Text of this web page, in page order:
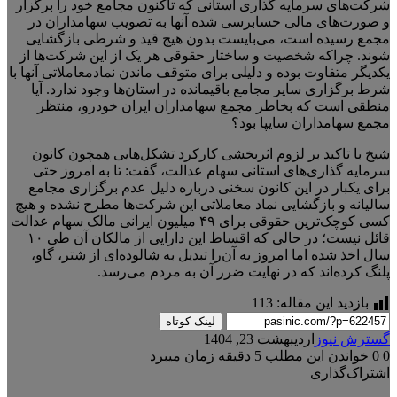
شرکت‌های سرمایه گذاری استانی که تاکنون مجامع خود را برگزار
و صورت‌های مالی حسابرسی شده آنها به تصویب سهامداران در
مجمع رسیده است، می‌بایست بدون هیچ قید و شرطی بازگشایی
شوند. چراکه شخصیت و ساختار حقوقی هر یک از این شرکت‌ها از
یکدیگر متفاوت بوده و دلیلی برای متوقف ماندن نمادمعاملاتی آنها با
شرط برگزاری سایر مجامع باقیمانده در استان‌ها وجود ندارد. آیا
منطقی است که بخاطر مجمع سهامداران ایران خودرو، منتظر
مجمع سهامداران سایپا بود؟
شیخ با تاکید بر لزوم اثربخشی کارکرد تشکل‌هایی همچون کانون
سرمایه گذاری‌های استانی سهام عدالت، گفت: تا به امروز حتی
برای یکبار در این کانون سخنی درباره دلیل عدم برگزاری مجامع
سالیانه و بازگشایی نماد معاملاتی این شرکت‌ها مطرح نشده و هیچ
کسی کوچک‌ترین حقوقی برای ۴۹ میلیون ایرانی مالک سهام عدالت
قائل نیست؛ در حالی که اقساط این دارایی از مالکان آن طی ۱۰
سال اخذ شده اما امروز به آن‌را تبدیل به شالوده‌ای از شتر، گاو،
پلنگ کرده‌اند که در نهایت ضرر آن به مردم می‌رسد.
بازدید این مقاله: 113
لینک کوتاه
گسترش نیوز اردیبهشت 23, 1404
0
خواندن این مطلب 5 دقیقه زمان میبرد
اشتراک‌گذاری